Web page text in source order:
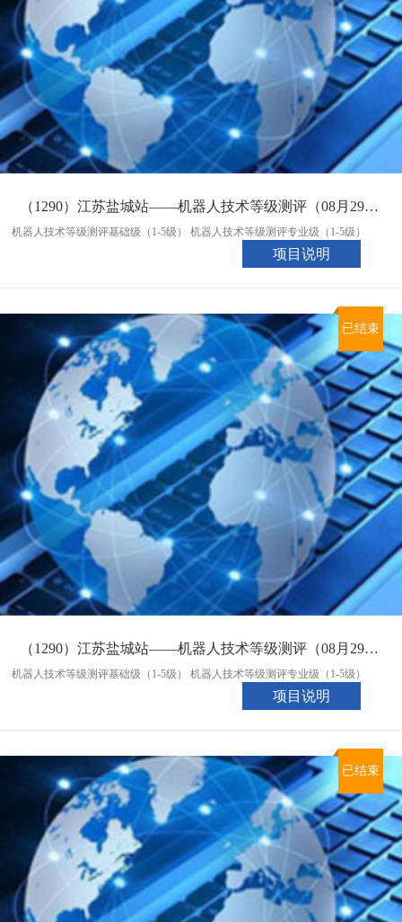
（1290）江苏盐城站——机器人技术等级测评（08月29日统考入口）
机器人技术等级测评基础级（1-5级） 机器人技术等级测评专业级（1-5级）
项目说明
已结束
（1290）江苏盐城站——机器人技术等级测评（08月29日会考入口）
机器人技术等级测评基础级（1-5级） 机器人技术等级测评专业级（1-5级）
项目说明
已结束